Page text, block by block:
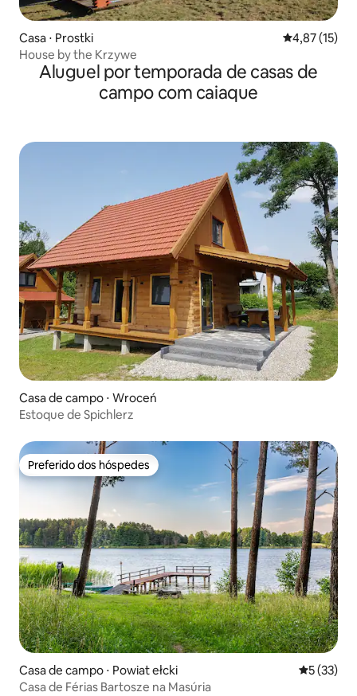
Casa ⋅ Prostki 4,87 de uma
4,87 (15)
House by the Krzywe
Aluguel por temporada de casas de
campo com caiaque
Casa de campo ⋅ Wroceń
Estoque de Spichlerz
Preferido dos hóspedes
Preferido dos hóspedes
Casa de campo ⋅ Powiat ełcki 5 de uma
5 (33)
Casa de Férias Bartosze na Masúria